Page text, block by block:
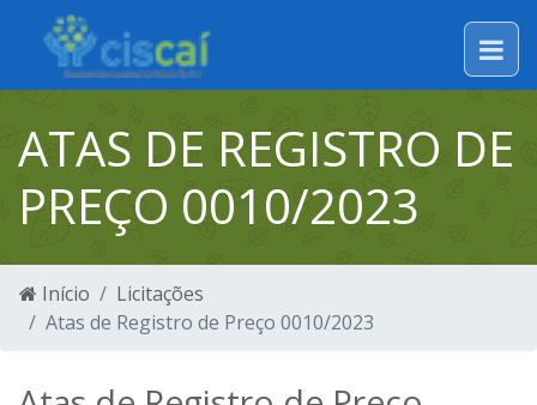
ATAS DE REGISTRO DE
PREÇO 0010/2023
Início
Licitações
Atas de Registro de Preço 0010/2023